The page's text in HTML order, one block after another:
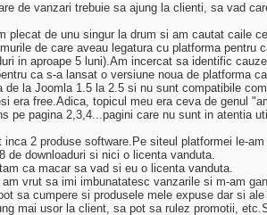
de vanzari trebuie sa ajung la clienti, sa vad
plecat de unu singur la drum si am cautat caile
de care aveau legatura cu platforma
in aproape 5 luni).Am incercat sa identific
ca s-a lansat o versiune noua de platforma
la Joomla 1.5 la 2.5 si nu sunt compatibile
era free.Adica, topicul meu era ceva de genul
pe pagina 2,3,4...pagini care nu sunt in atentia
2 produse software.Pe siteul platformei le-
de downloaduri si nici o licenta vanduta.
ca macar sa vad si eu o licenta vanduta.
vrut sa imi imbunatatesc vanzarile si m-am
sa cumpere si produsele mele expuse dar si
mai usor la client, sa pot sa rulez promotii,